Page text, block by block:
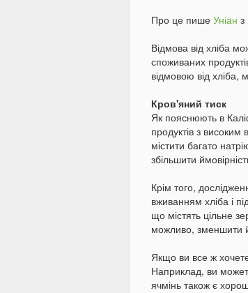
Про це пише Уніан
Відмова від хліба
споживаних
відмовою від хліба,
Кров'яний тиск
Як пояснюють в
продуктів з
містити багато
збільшити
Крім того,
вживанням хліба і
що містять цільне
можливо, зменшити
Якщо ви все ж
Наприклад, ви
ячмінь також є